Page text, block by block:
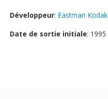
Développeur: Eastman Kodak
Date de sortie initiale: 1995